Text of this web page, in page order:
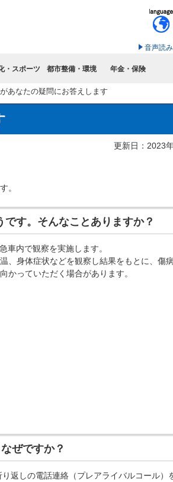
音声読
・スポーツ 都市整備・環境 年金・保険
あなたの疑問にお答えします
更新日：2023
。
す。そんなことありますか？
車内で観察を実施します。
身体症状などを観察し結果をもとに、傷
かっていただく場合があります。
ぜですか？
返しの電話連絡（プレアライバルコール）